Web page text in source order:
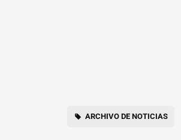
ARCHIVO DE NOTICIAS